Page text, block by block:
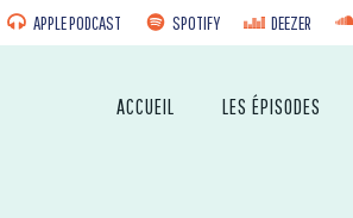
APPLE PODCAST SPOTIFY DEEZER
ACCUEIL LES ÉPISODES